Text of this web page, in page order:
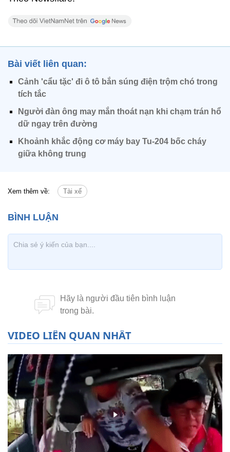
Bài viết liên quan:
Cảnh 'cẩu tặc' đi ô tô bắn súng điện trộm chó trong
tích tắc
Người đàn ông may mắn thoát nạn khi chạm trán hổ
dữ ngay trên đường
Khoảnh khắc động cơ máy bay Tu-204 bốc cháy
giữa không trung
Xem thêm về: Tài xế
VIDEO LIÊN QUAN NHẤT